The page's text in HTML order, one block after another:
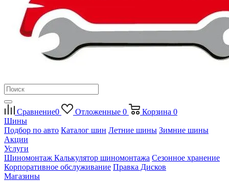
Сравнение0 Отложенные 0 Корзина 0
Шины
Подбор по авто Каталог шин Летние шины Зимние шины
Акции
Услуги
Шиномонтаж Калькулятор шиномонтажа Сезонное хранение
Корпоративное обслуживание Правка Дисков
Магазины